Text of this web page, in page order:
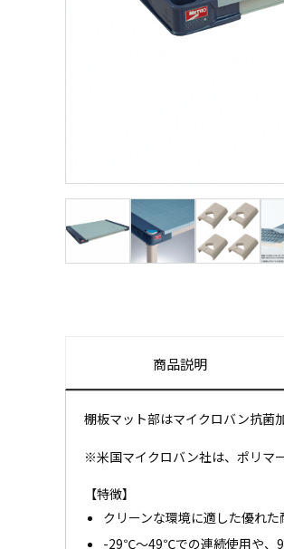
商品説明
棚板マット部はマイクロバン抗菌
※米国マイクロバン社は、ポリマ
【特徴】
クリーンな環境に適した優れた
-29℃～49℃での連続使用や、